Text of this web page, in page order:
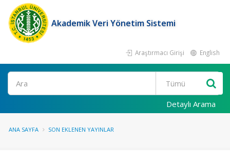
Akademik Veri Yönetim Sistemi
Araştırmacı Girişi English
Ara
Detaylı Arama
ANA SAYFA SON EKLENEN YAYINLAR